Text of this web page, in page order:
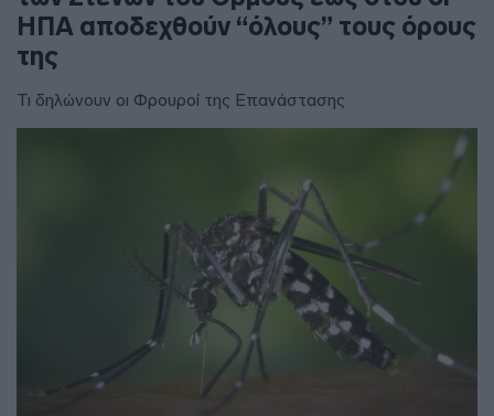
ΗΠΑ αποδεχθούν “όλους” τους όρους
της
Τι δηλώνουν οι Φρουροί της Επανάστασης